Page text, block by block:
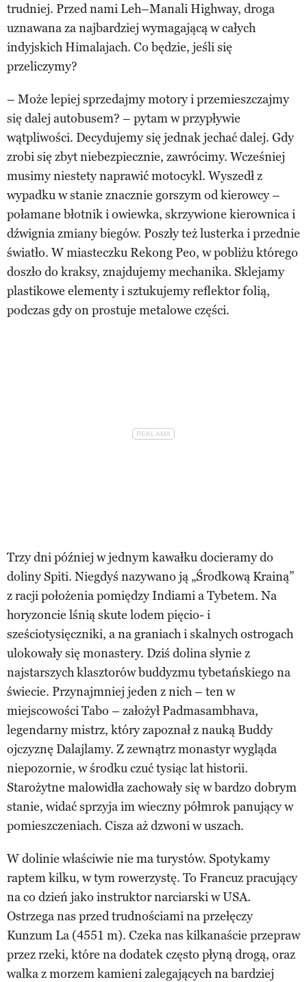
trudniej. Przed nami Leh–Manali Highway, droga
uznawana za najbardziej wymagającą w całych
indyjskich Himalajach. Co będzie, jeśli się
przeliczymy?
– Może lepiej sprzedajmy motory i przemieszczajmy
się dalej autobusem? – pytam w przypływie
wątpliwości. Decydujemy się jednak jechać dalej. Gdy
zrobi się zbyt niebezpiecznie, zawrócimy. Wcześniej
musimy niestety naprawić motocykl. Wyszedł z
wypadku w stanie znacznie gorszym od kierowcy –
połamane błotnik i owiewka, skrzywione kierownica i
dźwignia zmiany biegów. Poszły też lusterka i przednie
światło. W miasteczku Rekong Peo, w pobliżu którego
doszło do kraksy, znajdujemy mechanika. Sklejamy
plastikowe elementy i sztukujemy reflektor folią,
podczas gdy on prostuje metalowe części.
Trzy dni później w jednym kawałku docieramy do
doliny Spiti. Niegdyś nazywano ją „Środkową Krainą”
z racji położenia pomiędzy Indiami a Tybetem. Na
horyzoncie lśnią skute lodem pięcio- i
sześciotysięczniki, a na graniach i skalnych ostrogach
ulokowały się monastery. Dziś dolina słynie z
najstarszych klasztorów buddyzmu tybetańskiego na
świecie. Przynajmniej jeden z nich – ten w
miejscowości Tabo – założył Padmasambhava,
legendarny mistrz, który zapoznał z nauką Buddy
ojczyznę Dalajlamy. Z zewnątrz monastyr wygląda
niepozornie, w środku czuć tysiąc lat historii.
Starożytne malowidła zachowały się w bardzo dobrym
stanie, widać sprzyja im wieczny półmrok panujący w
pomieszczeniach. Cisza aż dzwoni w uszach.
W dolinie właściwie nie ma turystów. Spotykamy
raptem kilku, w tym rowerzystę. To Francuz pracujący
na co dzień jako instruktor narciarski w USA.
Ostrzega nas przed trudnościami na przełęczy
Kunzum La (4551 m). Czeka nas kilkanaście przepraw
przez rzeki, które na dodatek często płyną drogą, oraz
walka z morzem kamieni zalegających na bardziej